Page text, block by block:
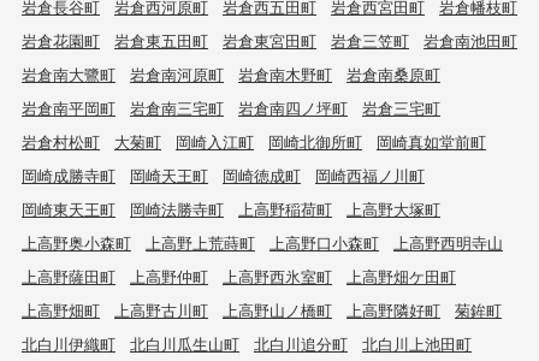
岩倉長谷町
岩倉西河原町 岩倉西五田町 岩倉西宮田町
岩倉幡枝町
岩倉花園町
岩倉東五田町 岩倉東宮田町 岩倉三笠町
岩倉南池田町
岩倉南大鷺町
岩倉南河原町 岩倉南木野町
岩倉南桑原町
岩倉南平岡町
岩倉南三宅町 岩倉南四ノ坪町
岩倉三宅町
岩倉村松町
大菊町 岡崎入江町 岡崎北御所町
岡崎真如堂前町
岡崎成勝寺町
岡崎天王町 岡崎徳成町
岡崎西福ノ川町
岡崎東天王町
岡崎法勝寺町 上高野稲荷町
上高野大塚町
上高野奥小森町
上高野上荒蒔町 上高野口小森町
上高野西明寺山
上高野薩田町
上高野仲町 上高野西氷室町
上高野畑ケ田町
上高野畑町
上高野古川町 上高野山ノ橋町 上高野隣好町
菊鉾町
北白川伊織町
北白川瓜生山町 北白川追分町
北白川上池田町